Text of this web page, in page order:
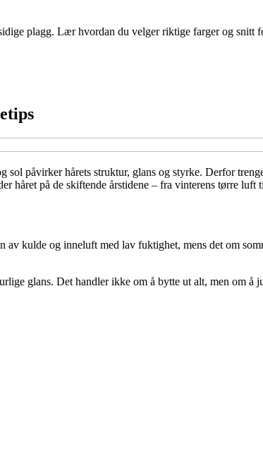
plagg. Lær hvordan du velger riktige farger og snitt
påvirker hårets struktur, glans og styrke. Derfor
håret på de skiftende årstidene – fra vinterens tørre luft
kulde og inneluft med lav fuktighet, mens det om
glans. Det handler ikke om å bytte ut alt, men om